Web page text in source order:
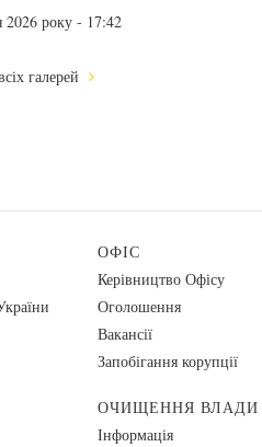
2026 року - 17:42
галерей
ОФІС
Керівництво Офісу
Оголошення
Вакансії
Запобігання корупції
ОЧИЩЕННЯ ВЛАДИ
Інформація